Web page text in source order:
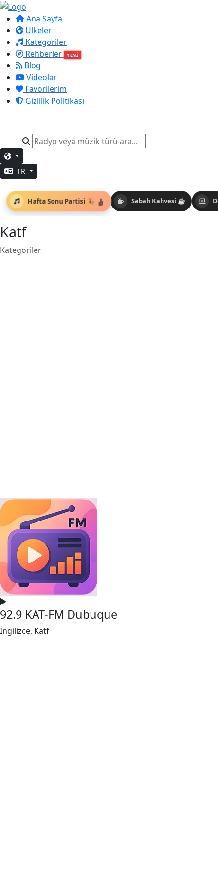
Ana Sayfa
Ülkeler
Kategoriler
Rehberler
YENİ
Blog
Videolar
Favorilerim
Gizlilik Politikası
TR
Sabah Kahvesi ☕
Hafta Sonu Partisi 🎉
Katf
Kategoriler
92.9 KAT-FM Dubuque
İngilizce, Katf